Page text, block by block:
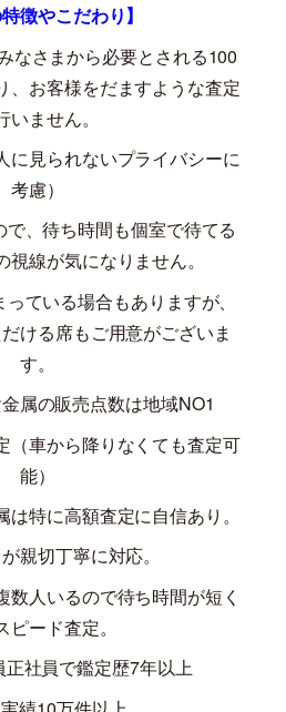
特徴やこだわり】
なさまから必要とされる100
、お客様をだますような査定
いません。
に見られないプライバシーに
考慮）
で、待ち時間も個室で待てる
線が気になりません。
ている場合もありますが、
ける席もご用意がございま
す。
属の販売点数は地域NO1
（車から降りなくても査定可
能）
は特に高額査定に自信あり。
親切丁寧に対応。
数人いるので待ち時間が短く
ピード査定。
正社員で鑑定歴7年以上